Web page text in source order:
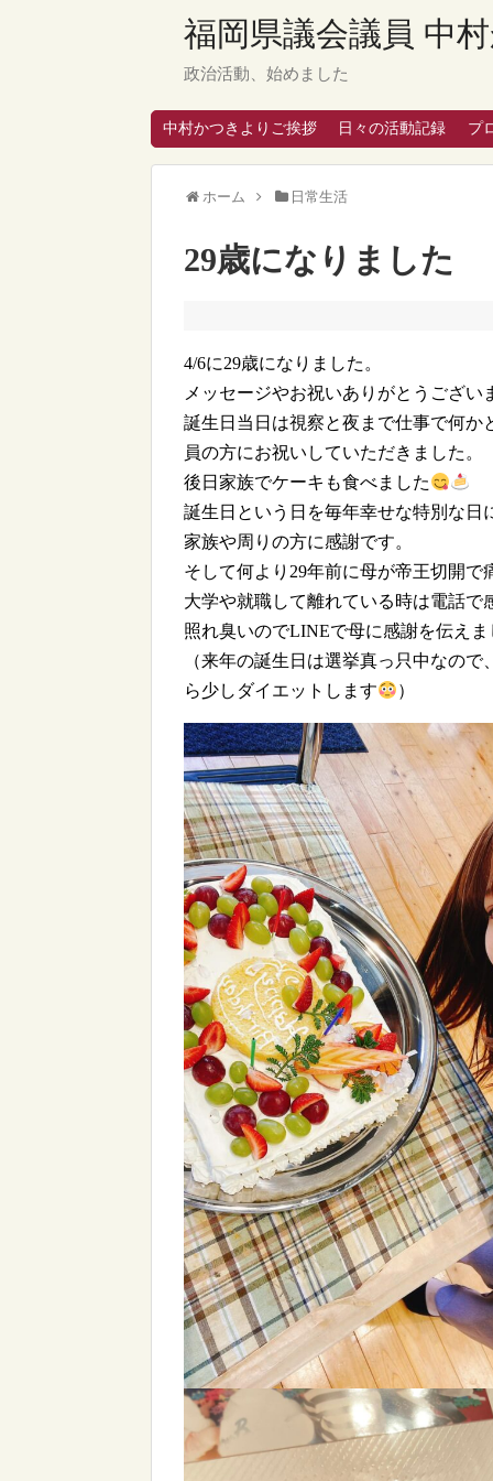
福岡県議会議員 中
政治活動、始めました
中村かつきよりご挨拶 日々の活動記録 プ
ホーム 日常生活
29歳になりました
4/6に29歳になりました。
メッセージやお祝いありがとうござい
誕生日当日は視察と夜まで仕事で何
員の方にお祝いしていただきました。
後日家族でケーキも食べました
誕生日という日を毎年幸せな特別な日
家族や周りの方に感謝です。
そして何より29年前に母が帝王切開
大学や就職して離れている時は電話
照れ臭いのでLINEで母に感謝を伝えま
（来年の誕生日は選挙真っ只中なの
ら少しダイエットします
）